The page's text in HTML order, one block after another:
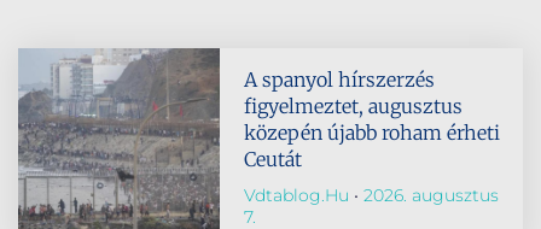
A spanyol hírszerzés
figyelmeztet, augusztus
közepén újabb roham érheti
Ceutát
Vdtablog.hu
2026. augusztus
7.